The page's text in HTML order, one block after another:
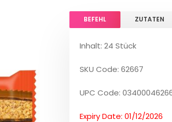
BEFEHL ZUTATEN
Inhalt: 24 Stück
SKU Code: 62667
UPC Code:
Expiry Date: 01/12/2026